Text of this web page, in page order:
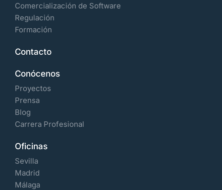
Comercialización de Software
Regulación
Formación
Contacto
Conócenos
Proyectos
Prensa
Blog
Carrera Profesional
Oficinas
Sevilla
Madrid
Málaga